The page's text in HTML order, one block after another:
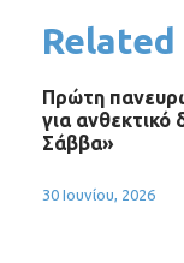
Πρώτη
για
Σάββα»
30 Ιουνίου, 2026